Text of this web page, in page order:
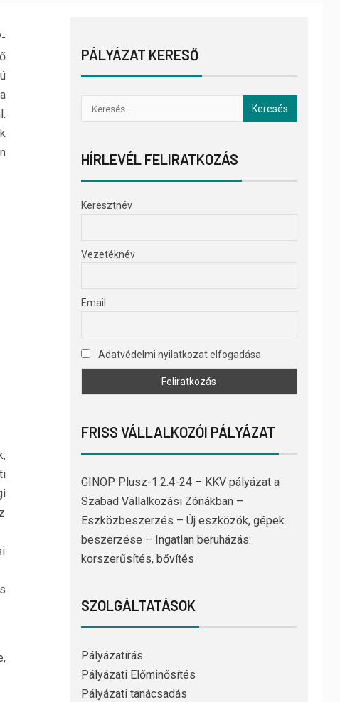
PÁLYÁZAT KERESŐ
HÍRLEVÉL FELIRATKOZÁS
Keresztnév
Vezetéknév
Email
Adatvédelmi nyilatkozat elfogadása
FRISS VÁLLALKOZÓI PÁLYÁZAT
GINOP Plusz-1.2.4-24 – KKV pályázat a
Szabad Vállalkozási Zónákban –
Eszközbeszerzés – Új eszközök, gépek
beszerzése – Ingatlan beruházás:
korszerűsítés, bővítés
SZOLGÁLTATÁSOK
Pályázatírás
Pályázati Előminősítés
Pályázati tanácsadás